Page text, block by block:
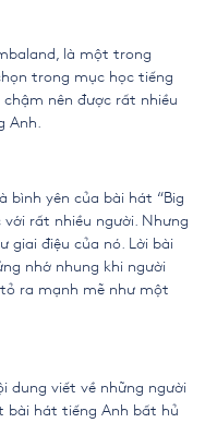
là một trong
trong mục học tiếng
nên được rất nhiều
Anh.
bình yên của bài hát “Big
với rất nhiều người. Nhưng
giai điệu của nó. Lời bài
nhớ nhung khi người
ra mạnh mẽ như một
dung viết về những người
bài hát tiếng Anh bất hủ